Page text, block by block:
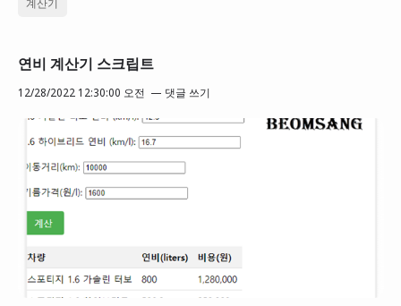
연비 계산기 스크립트
12/28/2022 12:30:00 오전 댓글 쓰기